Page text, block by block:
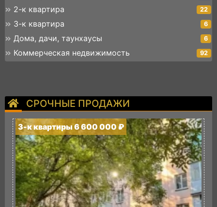
2-к квартира 22
3-к квартира 6
Дома, дачи, таунхаусы 6
Коммерческая недвижимость 92
СРОЧНЫЕ ПРОДАЖИ
3-к квартиры 6 600 000 ₽